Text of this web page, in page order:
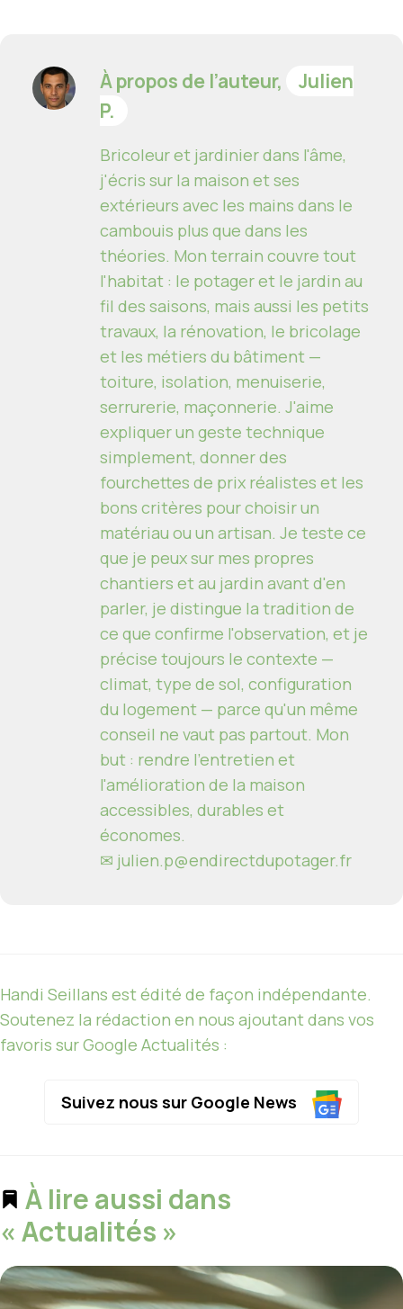
À propos de l’auteur,
Julien
P.
Bricoleur et jardinier dans l'âme,
j'écris sur la maison et ses
extérieurs avec les mains dans le
cambouis plus que dans les
théories. Mon terrain couvre tout
l'habitat : le potager et le jardin au
fil des saisons, mais aussi les petits
travaux, la rénovation, le bricolage
et les métiers du bâtiment —
toiture, isolation, menuiserie,
serrurerie, maçonnerie. J'aime
expliquer un geste technique
simplement, donner des
fourchettes de prix réalistes et les
bons critères pour choisir un
matériau ou un artisan. Je teste ce
que je peux sur mes propres
chantiers et au jardin avant d'en
parler, je distingue la tradition de
ce que confirme l'observation, et je
précise toujours le contexte —
climat, type de sol, configuration
du logement — parce qu'un même
conseil ne vaut pas partout. Mon
but : rendre l'entretien et
l'amélioration de la maison
accessibles, durables et
économes.
✉ julien.p@endirectdupotager.fr
Handi Seillans est édité de façon indépendante.
Soutenez la rédaction en nous ajoutant dans vos
favoris sur Google Actualités :
Suivez nous sur Google News
À lire aussi dans
« Actualités »